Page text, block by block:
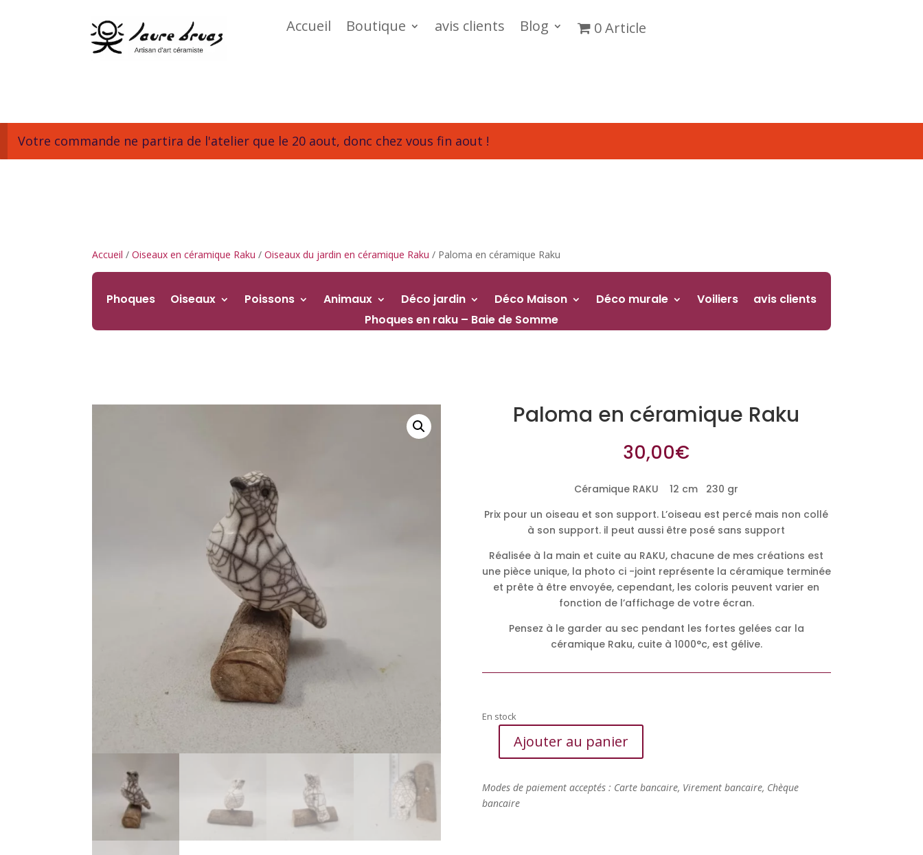
Accueil Boutique avis clients Blog 0 Article
Votre commande ne partira de l'atelier que le 20 aout, donc chez vous fin aout !
Accueil /Oiseaux en céramique Raku /Oiseaux du jardin en céramique Raku / Paloma en céramique Raku
Phoques Oiseaux Poissons Animaux Déco jardin Déco Maison Déco murale Voiliers
avis clients
Phoques en raku – Baie de Somme
Paloma en céramique Raku
30,00€
Céramique RAKU 12 cm 230 gr
Prix pour un oiseau et son support. L’oiseau est percé mais non collé
à son support. il peut aussi être posé sans support
Réalisée à la main et cuite au RAKU, chacune de mes créations est
une pièce unique, la photo ci -joint représente la céramique terminée
et prête à être envoyée, cependant, les coloris peuvent varier en
fonction de l’affichage de votre écran.
Pensez à le garder au sec pendant les fortes gelées car la
céramique Raku, cuite à 1000°c, est gélive.
En stock
quantité
en
céramique
Ajouter au panier
Modes de paiement acceptés : Carte bancaire, Virement bancaire, Chèque
bancaire